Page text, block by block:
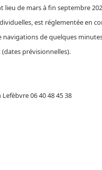
lieu de mars à fin septembre
est réglementée en
navigations de quelques
prévisionnelles).
06 40 48 45 38